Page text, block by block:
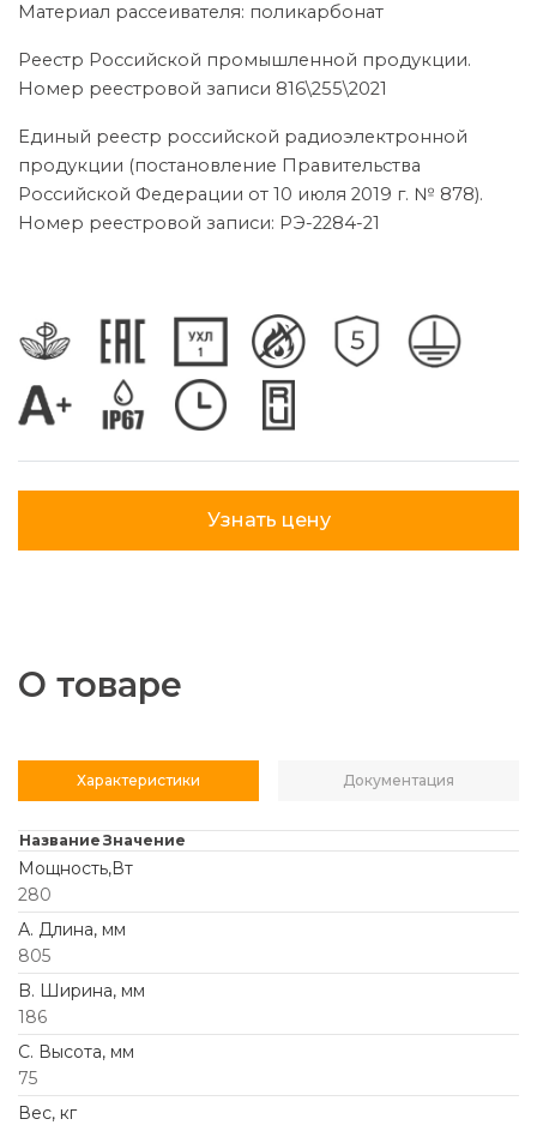
Материал рассеивателя: поликарбонат
Реестр Российской промышленной продукции.
Номер реестровой записи 816\255\2021
Единый реестр российской радиоэлектронной
продукции (постановление Правительства
Российской Федерации от 10 июля 2019 г. № 878).
Номер реестровой записи: РЭ-2284-21
Узнать цену
О товаре
Характеристики Документация
Название Значение
Мощность,Вт
280
А. Длина, мм
805
B. Ширина, мм
186
C. Высота, мм
75
Вес, кг